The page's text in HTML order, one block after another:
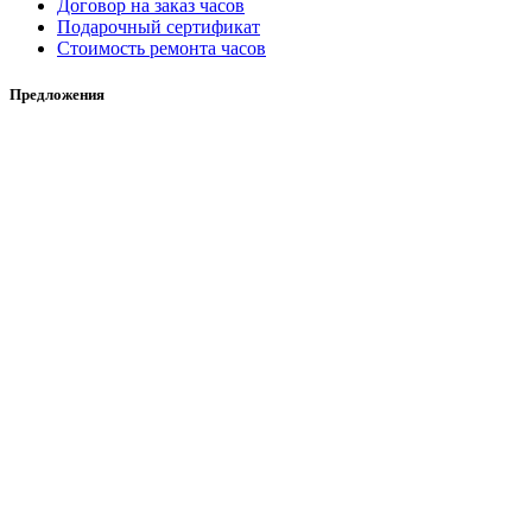
Договор на заказ часов
Подарочный сертификат
Стоимость ремонта часов
Предложения